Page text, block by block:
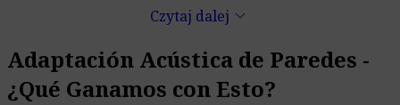
Czytaj dalej keyboard_arrow_down
Adaptación Acústica de Paredes -
¿Qué Ganamos con Esto?